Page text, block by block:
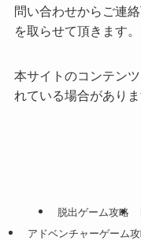
問い合わせからご連
を取らせて頂きます。
本サイトのコンテン
れている場合がありま
脱出ゲーム攻略
アドベンチャーゲーム